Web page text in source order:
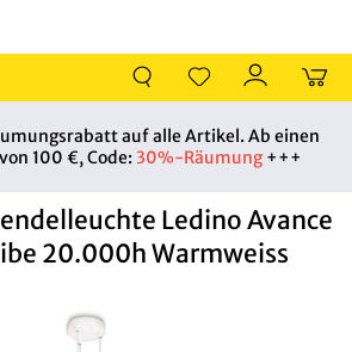
auf alle Artikel. Ab einen
100 €, Code: 30%-Räumung+++
Ledino Avance
20.000h Warmweiss